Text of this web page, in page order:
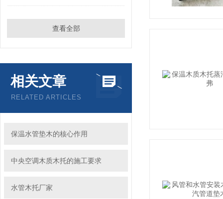
查看全部
相关文章
RELATED ARTICLES
保温水管垫木的核心作用
中央空调木质木托的施工要求
水管木托厂家